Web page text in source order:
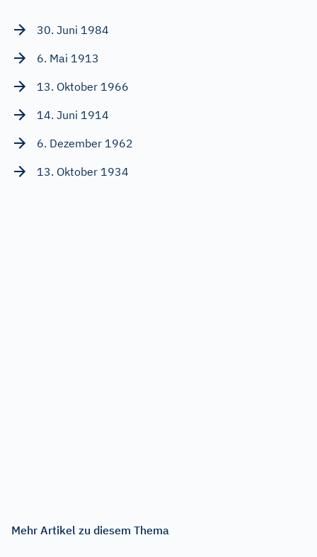
30. Juni 1984
6. Mai 1913
13. Oktober 1966
14. Juni 1914
6. Dezember 1962
13. Oktober 1934
Mehr Artikel zu diesem Thema